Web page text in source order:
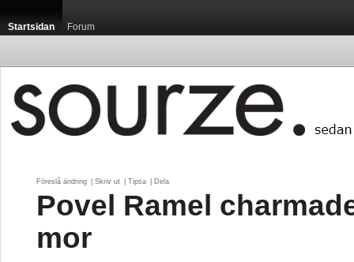
Startsidan Forum
Föreslå ändring Skriv ut Tipsa Dela
Povel Ramel
mor